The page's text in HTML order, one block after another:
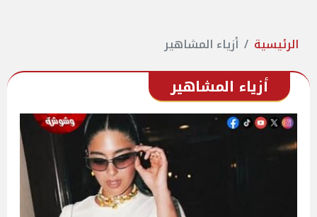
الرئيسية أزياء المشاهير
أزياء المشاهير